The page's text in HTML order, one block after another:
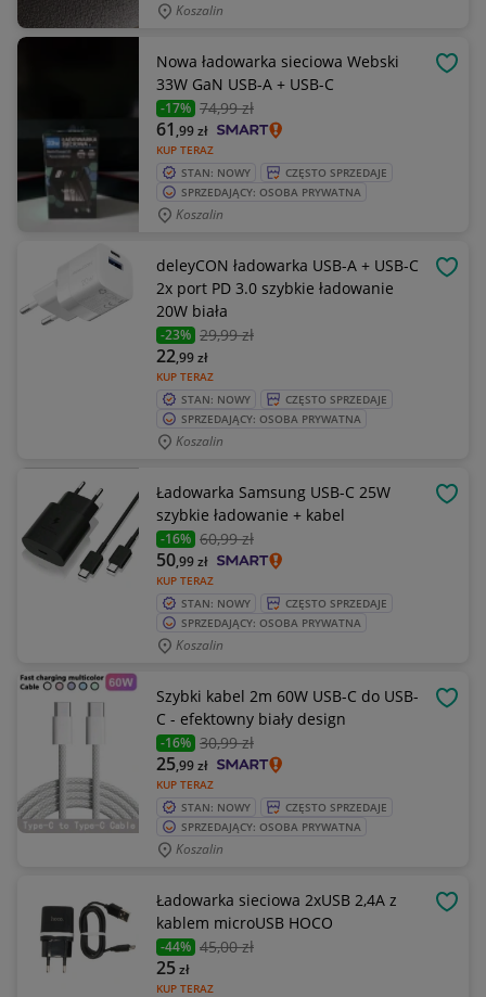
Koszalin
Nowa ładowarka sieciowa Webski
33W GaN USB-A + USB-C
-17% 74,99 zł
KUP TERAZ
61 ,99zł
STAN: NOWY
CZĘSTO SPRZEDAJE
SPRZEDAJĄCY: OSOBA PRYWATNA
Koszalin
deleyCON ładowarka USB-A + USB-C
2x port PD 3.0 szybkie ładowanie
20W biała
-23% 29,99 zł
KUP TERAZ
22,99zł
STAN: NOWY
CZĘSTO SPRZEDAJE
SPRZEDAJĄCY: OSOBA PRYWATNA
Koszalin
Ładowarka Samsung USB-C 25W
szybkie ładowanie + kabel
-16% 60,99 zł
KUP TERAZ
50,99zł
STAN: NOWY
CZĘSTO SPRZEDAJE
SPRZEDAJĄCY: OSOBA PRYWATNA
Koszalin
Szybki kabel 2m 60W USB-C do USB-
C - efektowny biały design
-16% 30,99 zł
KUP TERAZ
25,99zł
STAN: NOWY
CZĘSTO SPRZEDAJE
SPRZEDAJĄCY: OSOBA PRYWATNA
Koszalin
Ładowarka sieciowa 2xUSB 2,4A z
kablem microUSB HOCO
-44% 45,00 zł
KUP TERAZ
25zł